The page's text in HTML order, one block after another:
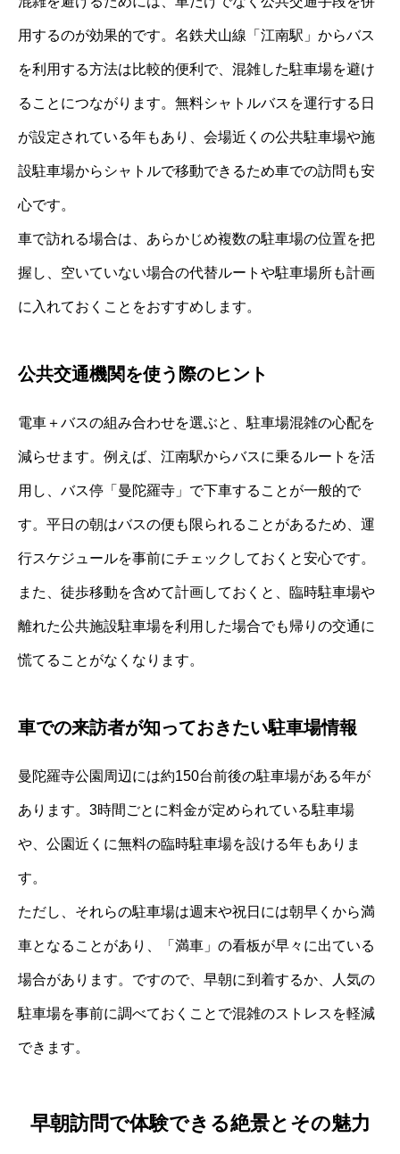
用するのが効果的です。名鉄犬山線「江南駅」からバス
を利用する方法は比較的便利で、混雑した駐車場を避け
ることにつながります。無料シャトルバスを運行する日
が設定されている年もあり、会場近くの公共駐車場や施
設駐車場からシャトルで移動できるため車での訪問も安
心です。
車で訪れる場合は、あらかじめ複数の駐車場の位置を把
握し、空いていない場合の代替ルートや駐車場所も計画
に入れておくことをおすすめします。
公共交通機関を使う際のヒント
電車＋バスの組み合わせを選ぶと、駐車場混雑の心配を
減らせます。例えば、江南駅からバスに乗るルートを活
用し、バス停「曼陀羅寺」で下車することが一般的で
す。平日の朝はバスの便も限られることがあるため、運
行スケジュールを事前にチェックしておくと安心です。
また、徒歩移動を含めて計画しておくと、臨時駐車場や
離れた公共施設駐車場を利用した場合でも帰りの交通に
慌てることがなくなります。
車での来訪者が知っておきたい駐車場情報
曼陀羅寺公園周辺には約150台前後の駐車場がある年が
あります。3時間ごとに料金が定められている駐車場
や、公園近くに無料の臨時駐車場を設ける年もありま
す。
ただし、それらの駐車場は週末や祝日には朝早くから満
車となることがあり、「満車」の看板が早々に出ている
場合があります。ですので、早朝に到着するか、人気の
駐車場を事前に調べておくことで混雑のストレスを軽減
できます。
早朝訪問で体験できる絶景とその魅力